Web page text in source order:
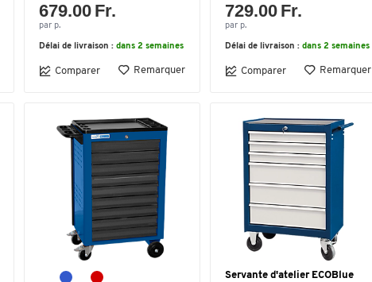
679.00 Fr.
par p.
Délai de livraison : dans 2 semaines
Comparer Remarquer
729.00 Fr.
par p.
Délai de livraison : dans 2 semaines
Comparer Remarquer
Servante d'atelier ECOBlue